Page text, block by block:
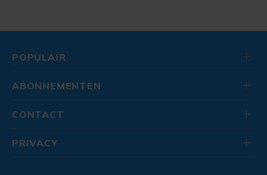
POPULAIR
ABONNEMENTEN
CONTACT
PRIVACY